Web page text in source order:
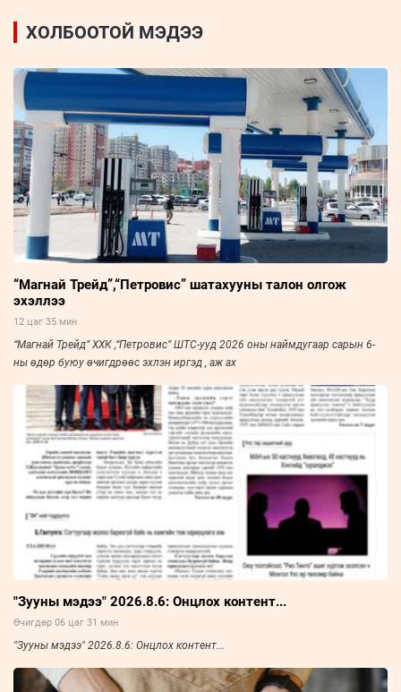
ХОЛБООТОЙ МЭДЭЭ
“Магнай Трейд”,“Петровис” шатахууны талон олгож
эхэллээ
12 цаг 35 мин
“Магнай Трейд” ХХК ,“Петровис” ШТС-ууд 2026 оны наймдугаар сарын 6-
ны өдөр буюу өчигдрөөс эхлэн иргэд , аж ах
"Зууны мэдээ" 2026.8.6: Онцлох контент...
Өчигдөр 06 цаг 31 мин
"Зууны мэдээ" 2026.8.6: Онцлох контент...